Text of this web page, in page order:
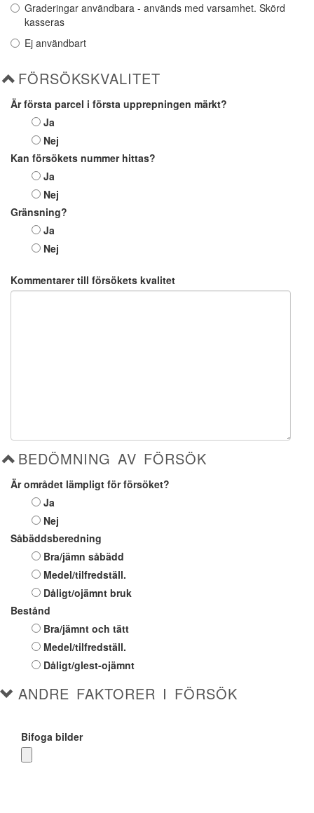
Graderingar användbara - används med varsamhet. Skörd
kasseras
Ej användbart
FÖRSÖKSKVALITET
Är första parcel i första upprepningen märkt?
Ja
Nej
Kan försökets nummer hittas?
Ja
Nej
Gränsning?
Ja
Nej
Kommentarer till försökets kvalitet
BEDÖMNING AV FÖRSÖK
Är området lämpligt för försöket?
Ja
Nej
Såbäddsberedning
Bra/jämn såbädd
Medel/tilfredställ.
Dåligt/ojämnt bruk
Bestånd
Bra/jämnt och tätt
Medel/tilfredställ.
Dåligt/glest-ojämnt
ANDRE FAKTORER I FÖRSÖK
Bifoga bilder